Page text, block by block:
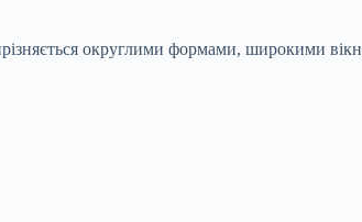
округлими формами, широкими